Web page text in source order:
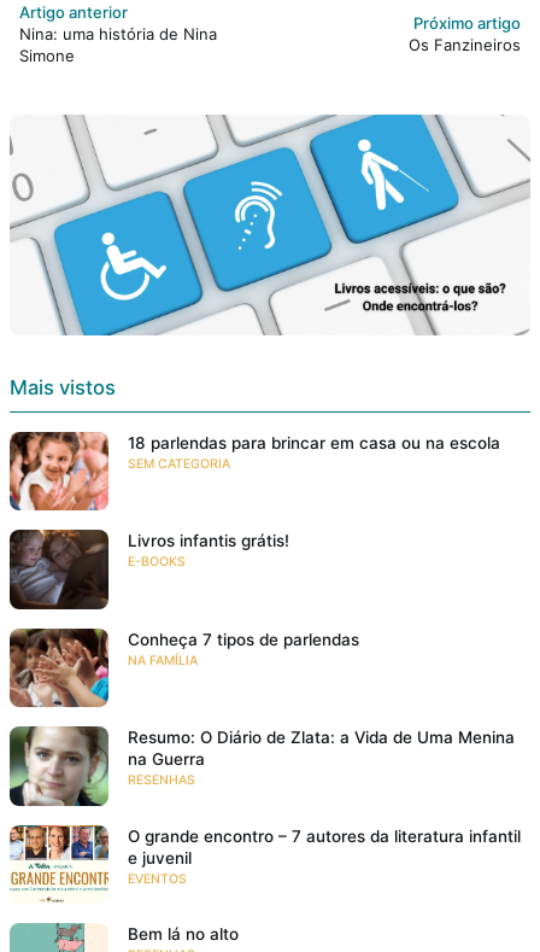
Artigo anterior
Nina: uma história de Nina
Simone
Próximo artigo
Os Fanzineiros
Mais vistos
18 parlendas para brincar em casa ou na escola
SEM CATEGORIA
Livros infantis grátis!
E-BOOKS
Conheça 7 tipos de parlendas
NA FAMÍLIA
Resumo: O Diário de Zlata: a Vida de Uma Menina
na Guerra
RESENHAS
O grande encontro – 7 autores da literatura infantil
e juvenil
EVENTOS
Bem lá no alto